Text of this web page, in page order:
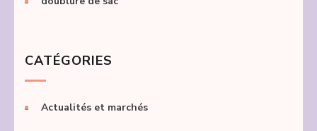
CATÉGORIES
Actualités et marchés